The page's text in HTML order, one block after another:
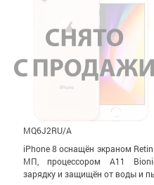
MQ6J2RU/A
iPhone 8 оснащён экраном
МП, процессором A11
зарядку и защищён от воды и